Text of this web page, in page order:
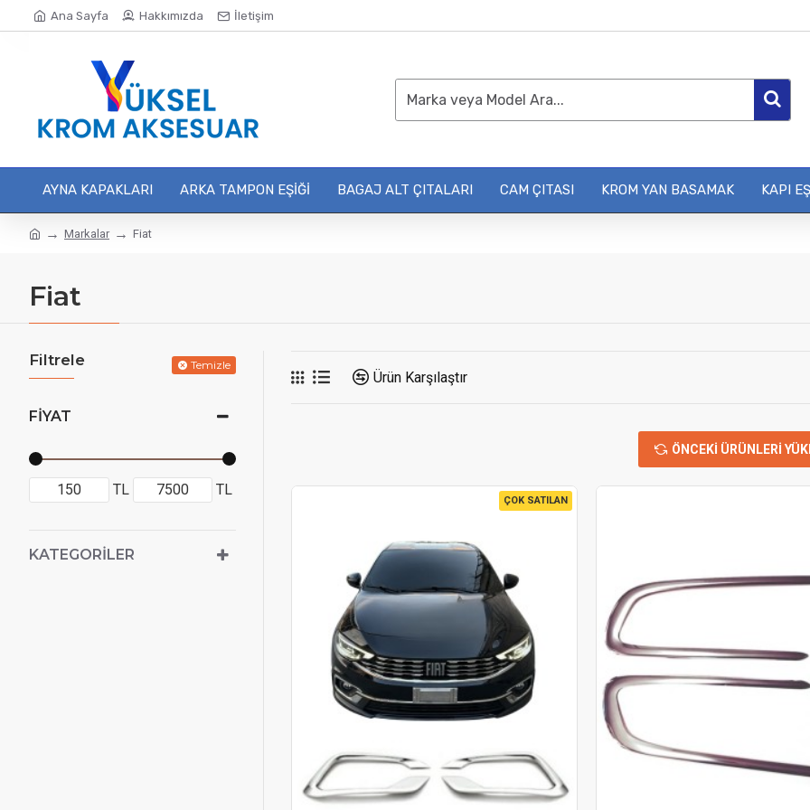
Ana Sayfa Hakkımızda İletişim
AYNA KAPAKLARI ARKA TAMPON EŞIĞI BAGAJ ALT ÇITALARI CAM ÇITASI KROM YAN BASAMAK KAPI
Markalar Fiat
Fiat
Filtrele Temizle
FIYAT
TL TL
KATEGORILER
Ürün Karşılaştır
ÖNCEKI ÜRÜNLERI
ÇOK SATILAN